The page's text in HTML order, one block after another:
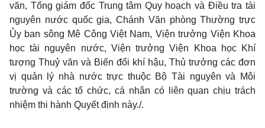
văn, Tổng giám đốc Trung tâm Quy hoạch và Điều tra tài
nguyên nước quốc gia, Chánh Văn phòng Thường trực
Ủy ban sông Mê Công Việt Nam, Viện trưởng Viện Khoa
học tài nguyên nước, Viện trưởng Viện Khoa học Khí
tượng Thuỷ văn và Biến đổi khí hậu, Thủ trưởng các đơn
vị quản lý nhà nước trực thuộc Bộ Tài nguyên và Môi
trường và các tổ chức, cá nhân có liên quan chịu trách
nhiệm thi hành Quyết định này./.